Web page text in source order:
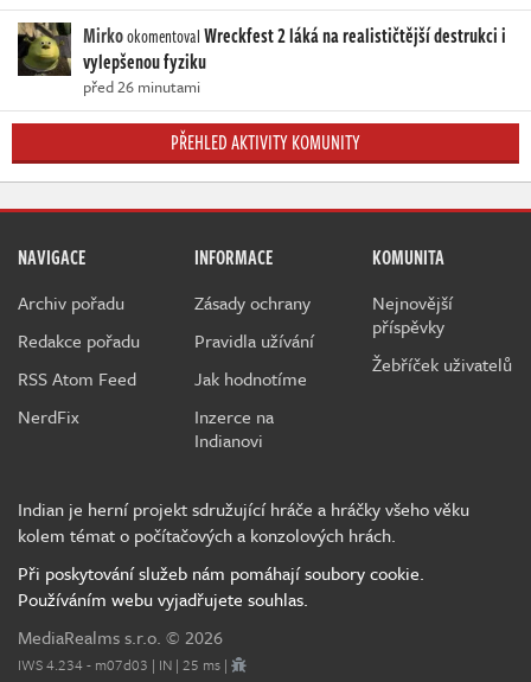
MirkookomentovalWreckfest 2 láká na realističtější destrukci i
vylepšenou fyziku
před 26 minutami
PŘEHLED AKTIVITY KOMUNITY
NAVIGACE
Archiv pořadu
Redakce pořadu
RSS Atom Feed
NerdFix
INFORMACE
Zásady ochrany
Pravidla užívání
Jak hodnotíme
Inzerce na
Indianovi
KOMUNITA
Nejnovější
příspěvky
Žebříček uživatelů
Indian je herní projekt sdružující hráče a hráčky všeho věku
kolem témat o počítačových a konzolových hrách.
Při poskytování služeb nám pomáhají soubory cookie.
Používáním webu vyjadřujete souhlas.
MediaRealms s.r.o. © 2026
IWS 4.234 - m07d03 | IN | 25 ms |